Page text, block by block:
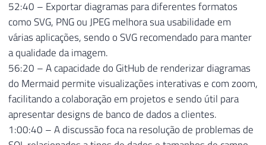
52:40 – Exportar diagramas para diferentes formatos
como SVG, PNG ou JPEG melhora sua usabilidade em
várias aplicações, sendo o SVG recomendado para manter
a qualidade da imagem.
56:20 – A capacidade do GitHub de renderizar diagramas
do Mermaid permite visualizações interativas e com zoom,
facilitando a colaboração em projetos e sendo útil para
apresentar designs de banco de dados a clientes.
1:00:40 – A discussão foca na resolução de problemas de